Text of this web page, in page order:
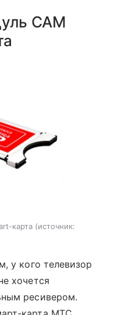
CAM
карта
источник:
у кого телевизор
хочется
ресивером.